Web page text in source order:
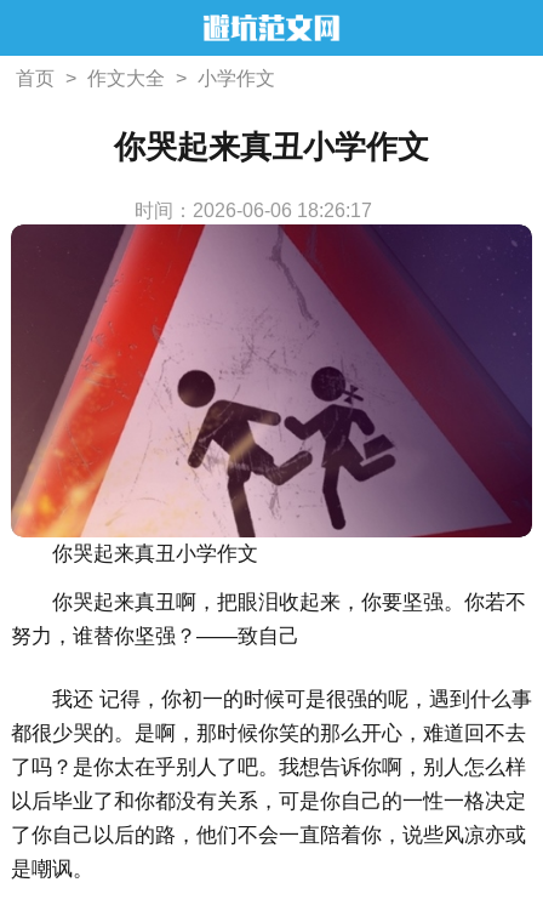
首页 > 作文大全 > 小学作文
你哭起来真丑小学作文
时间：2026-06-06 18:26:17
你哭起来真丑小学作文
你哭起来真丑啊，把眼泪收起来，你要坚强。你若不
努力，谁替你坚强？——致自己
我还 记得，你初一的时候可是很强的呢，遇到什么事
都很少哭的。是啊，那时候你笑的那么开心，难道回不去
了吗？是你太在乎别人了吧。我想告诉你啊，别人怎么样
以后毕业了和你都没有关系，可是你自己的一性一格决定
了你自己以后的路，他们不会一直陪着你，说些风凉亦或
是嘲讽。